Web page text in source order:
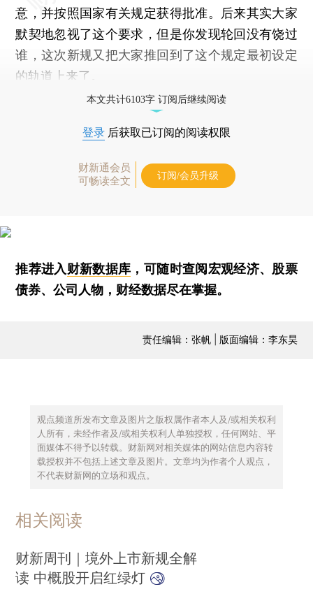
意，并按照国家有关规定获得批准。后来其实大家
默契地忽视了这个要求，但是你发现轮回没有饶过
谁，这次新规又把大家推回到了这个规定最初设定
的轨道上来了。
本文共计6103字 订阅后继续阅读
登录 后获取已订阅的阅读权限
财新通会员
可畅读全文
订阅/会员升级
推荐进入财新数据库 ，可随时查阅宏观经济、股票
债券、公司人物，财经数据尽在掌握。
责任编辑：张帆 | 版面编辑：李东昊
观点频道所发布文章及图片之版权属作者本人及/或相关权利
人所有，未经作者及/或相关权利人单独授权，任何网站、平
面媒体不得予以转载。财新网对相关媒体的网站信息内容转
载授权并不包括上述文章及图片。文章均为作者个人观点，
不代表财新网的立场和观点。
相关阅读
财新周刊｜境外上市新规全解
读 中概股开启红绿灯